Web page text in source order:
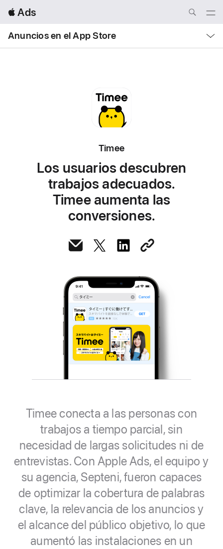
 Ads
Nav
Open
Anuncios en el App Store
Nav
Open
Menu
Timee
Los usuarios descubren
trabajos adecuados.
Timee aumenta las
conversiones.
Timee conecta a las personas con
trabajos a tiempo parcial, sin
necesidad de largas solicitudes ni de
entrevistas. Con Apple Ads, el equipo y
su agencia, Septeni, fueron capaces
de optimizar la cobertura de palabras
clave, la relevancia de los anuncios y
el alcance del público objetivo, lo que
aumentó las instalaciones en un